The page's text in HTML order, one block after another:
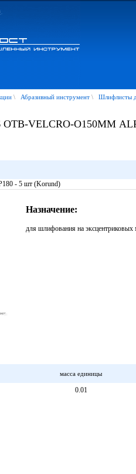
\ Абразивный инструмент \ Шлифлисты
VELCRO-O150ММ
- 5 шт (Korund)
Назначение:
для шлифования на
масса единицы
0.01